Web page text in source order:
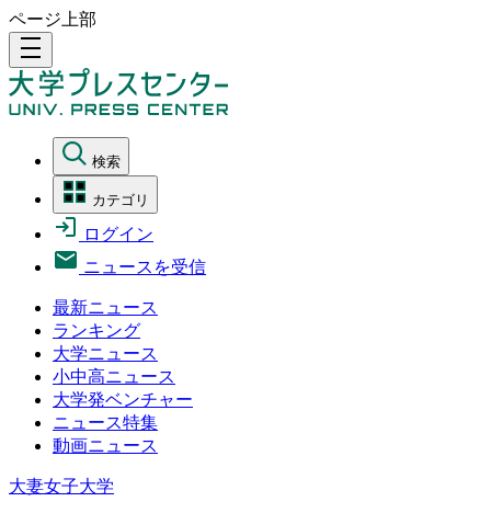
ページ上部
density_medium
検索
カテゴリ
ログイン
ニュースを受信
最新ニュース
ランキング
大学ニュース
小中高ニュース
大学発ベンチャー
ニュース特集
動画ニュース
大妻女子大学